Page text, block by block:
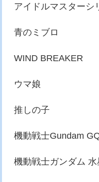
アイドルマスターシ
青のミブロ
WIND BREAKER
ウマ娘
推しの子
機動戦士Gundam
機動戦士ガンダム